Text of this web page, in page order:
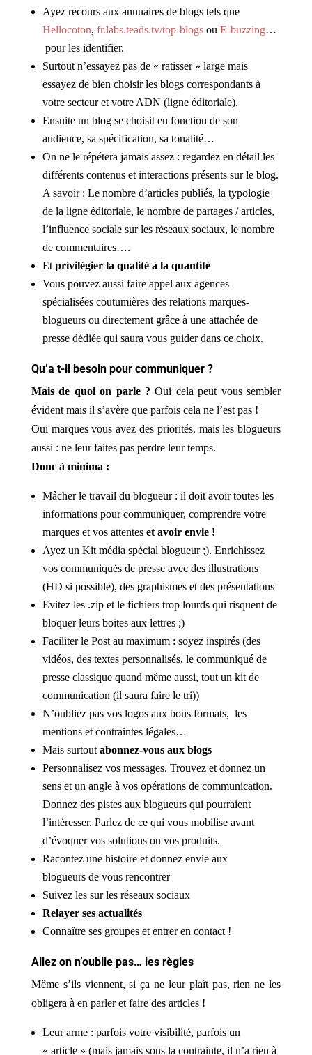
Ayez recours aux annuaires de blogs tels que
Hellocoton, fr.labs.teads.tv/top-blogsou E-buzzing…
pour les identifier.
Surtout n’essayez pas de « ratisser » large mais
essayez de bien choisir les blogs correspondants à
votre secteur et votre ADN (ligne éditoriale).
Ensuite un blog se choisit en fonction de son
audience, sa spécification, sa tonalité…
On ne le répétera jamais assez : regardez en détail les
différents contenus et interactions présents sur le blog.
A savoir : Le nombre d’articles publiés, la typologie
de la ligne éditoriale, le nombre de partages / articles,
l’influence sociale sur les réseaux sociaux, le nombre
de commentaires….
Et privilégier la qualité à la quantité
Vous pouvez aussi faire appel aux agences
spécialisées coutumières des relations marques-
blogueurs ou directement grâce à une attachée de
presse dédiée qui saura vous guider dans ce choix.
Qu’a t-il besoin pour communiquer ?
Mais de quoi on parle ?Oui cela peut vous sembler
évident mais il s’avère que parfois cela ne l’est pas !
Oui marques vous avez des priorités, mais les blogueurs
aussi : ne leur faites pas perdre leur temps.
Donc à minima :
Mâcher le travail du blogueur : il doit avoir toutes les
informations pour communiquer, comprendre votre
marques et vos attentes et avoir envie !
Ayez un Kit média spécial blogueur ;). Enrichissez
vos communiqués de presse avec des illustrations
(HD si possible), des graphismes et des présentations
Evitez les .zip et le fichiers trop lourds qui risquent de
bloquer leurs boites aux lettres ;)
Faciliter le Post au maximum : soyez inspirés (des
vidéos, des textes personnalisés, le communiqué de
presse classique quand même aussi, tout un kit de
communication (il saura faire le tri))
N’oubliez pas vos logos aux bons formats, les
mentions et contraintes légales…
Mais surtoutabonnez-vous aux blogs
Personnalisez vos messages. Trouvez et donnez un
sens et un angle à vos opérations de communication.
Donnez des pistes aux blogueurs qui pourraient
l’intéresser. Parlez de ce qui vous mobilise avant
d’évoquer vos solutions ou vos produits.
Racontez une histoire et donnez envie aux
blogueurs de vous rencontrer
Suivez les sur les réseaux sociaux
Relayer ses actualités
Connaître ses groupes et entrer en contact !
Allez on n’oublie pas… les règles
Même s’ils viennent, si ça ne leur plaît pas, rien ne les
obligera à en parler et faire des articles !
Leur arme : parfois votre visibilité, parfois un
« article » (mais jamais sous la contrainte, il n’a rien à